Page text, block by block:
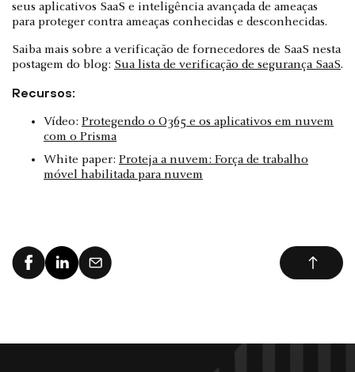
seus aplicativos SaaS e inteligência avançada de ameaças
para proteger contra ameaças conhecidas e desconhecidas.
Saiba mais sobre a verificação de fornecedores de SaaS nesta
postagem do blog: Sua lista de verificação de segurança SaaS.
Recursos:
Vídeo: Protegendo o O365 e os aplicativos em nuvem
com o Prisma
White paper: Proteja a nuvem: Força de trabalho
móvel habilitada para nuvem